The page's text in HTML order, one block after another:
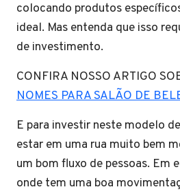
colocando produtos
ideal. Mas entenda que isso
de investimento.
CONFIRA NOSSO ARTIGO
NOMES PARA SALÃO DE
E para investir neste modelo
estar em uma rua muito bem
um bom fluxo de pessoas. Em
onde tem uma boa